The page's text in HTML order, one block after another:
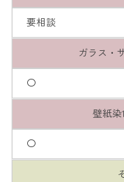
要相談
ガラス・
〇
壁紙
〇